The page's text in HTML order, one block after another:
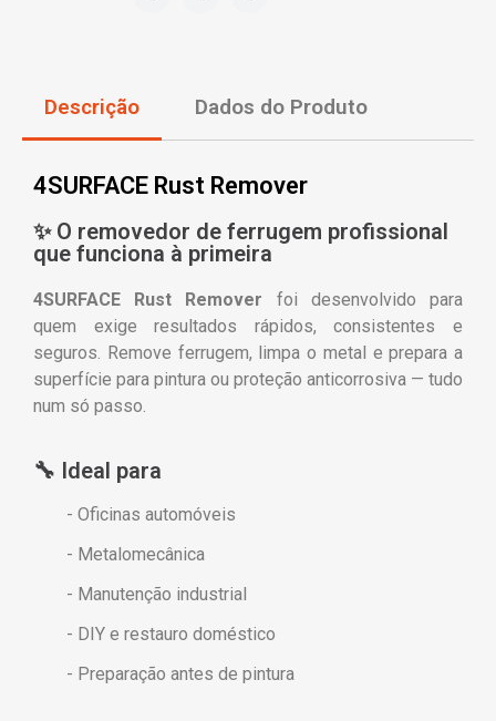
Descrição Dados do Produto
4SURFACE Rust Remover
✨ O removedor de ferrugem profissional
que funciona à primeira
4SURFACE Rust Remover foi desenvolvido para
quem exige resultados rápidos, consistentes e
seguros. Remove ferrugem, limpa o metal e prepara a
superfície para pintura ou proteção anticorrosiva — tudo
num só passo.
🔧 Ideal para
- Oficinas automóveis
- Metalomecânica
- Manutenção industrial
- DIY e restauro doméstico
- Preparação antes de pintura